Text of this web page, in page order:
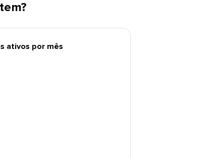
ativos por mês​​